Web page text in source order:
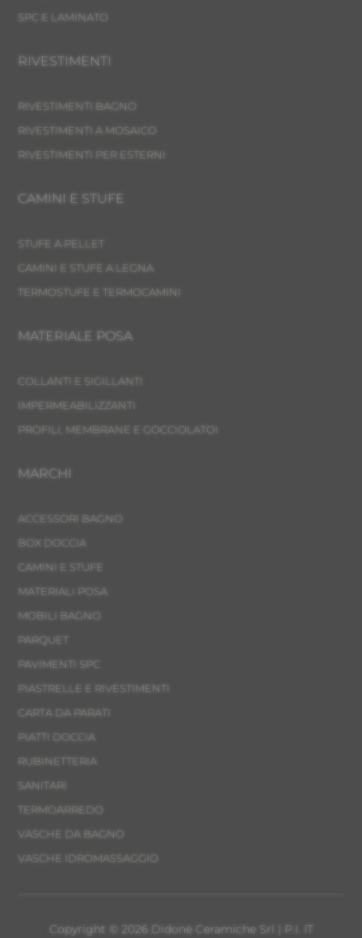
SPC E LAMINATO
RIVESTIMENTI
RIVESTIMENTI BAGNO
RIVESTIMENTI A MOSAICO
RIVESTIMENTI PER ESTERNI
CAMINI E STUFE
STUFE A PELLET
CAMINI E STUFE A LEGNA
TERMOSTUFE E TERMOCAMINI
MATERIALE POSA
COLLANTI E SIGILLANTI
IMPERMEABILIZZANTI
PROFILI, MEMBRANE E GOCCIOLATOI
MARCHI
ACCESSORI BAGNO
BOX DOCCIA
CAMINI E STUFE
MATERIALI POSA
MOBILI BAGNO
PARQUET
PAVIMENTI SPC
PIASTRELLE E RIVESTIMENTI
CARTA DA PARATI
PIATTI DOCCIA
RUBINETTERIA
SANITARI
TERMOARREDO
VASCHE DA BAGNO
VASCHE IDROMASSAGGIO
Copyright © 2026 Didonè Ceramiche Srl | P.I. IT